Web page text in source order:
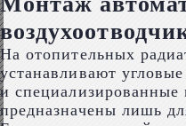
На отопительных
устанавливают
и специализированные
предназначены лишь